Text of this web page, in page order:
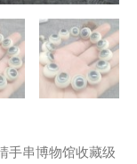
手串博物馆收藏级